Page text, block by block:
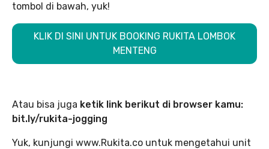
tombol di bawah, yuk!
KLIK DI SINI UNTUK BOOKING RUKITA LOMBOK
MENTENG
Atau bisa juga ketik link berikut di browser kamu:
bit.ly/rukita-jogging
Yuk, kunjungi www.Rukita.co untuk mengetahui unit